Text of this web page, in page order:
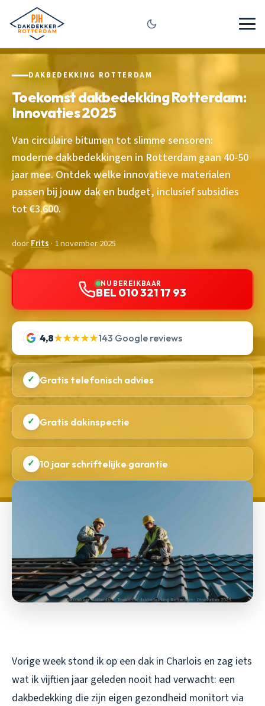
DAKBEDEKKING ROTTERDAM
Toekomst dakbedekking Rotterdam:
Innovaties 2025
Van circulaire bitumen tot slimme sensoren:
moderne dakbedekkingen in Rotterdam gaan 40-50
jaar mee. Ontdek welke innovatieve materialen
passen bij jouw dak en budget, inclusief subsidies
tot €3.600.
doorFrits · 1 november 2025
NU BEREIKBAAR
BEL 010 321 17 93
4,8★★★★★143 Google reviews
✓ Gratis telefonisch advies
✓ Gratis dakinspectie
✓ 10 jaar schriftelijke garantie
Vorige week stond ik op een dak in Charlois en zag iets
wat ik vijftien jaar geleden nooit had verwacht: een
dakbedekking die zijn eigen gezondheid monitort via